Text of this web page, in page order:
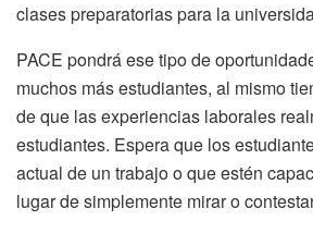
clases preparatorias para la
PACE pondrá ese tipo de
muchos más estudiantes, al mismo
de que las experiencias laborales
estudiantes. Espera que los
actual de un trabajo o que estén
lugar de simplemente mirar o